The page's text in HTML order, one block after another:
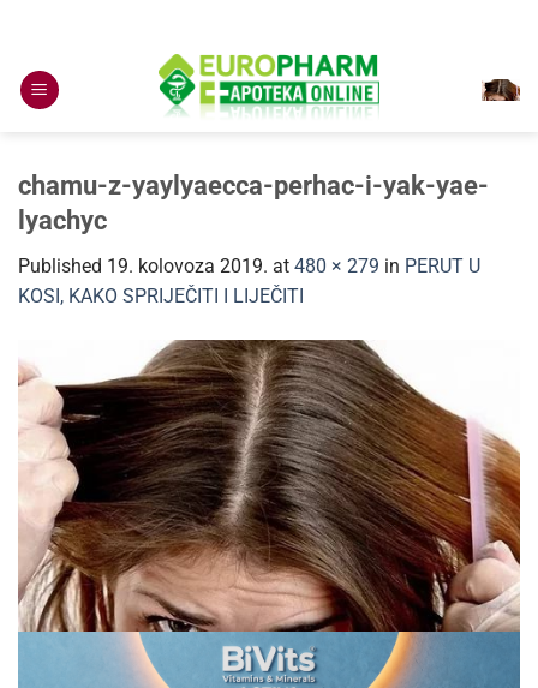
content
chamu-z-yaylyaecca-perhac-i-yak-yae-
lyachyc
Published 19. kolovoza 2019. at 480 × 279 in PERUT U
KOSI, KAKO SPRIJEČITI I LIJEČITI